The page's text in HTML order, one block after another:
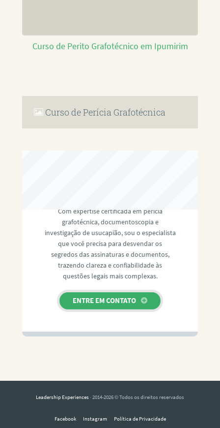
Curso de Perito Grafotécnico em Ipumirim
Curso de Perícia Grafotécnica
Com expertise certificada em perícia
grafotécnica, documentoscopia e
investigação de usucapião, sou o especialista
que você precisa para desvendar os
segredos das assinaturas e documentos,
trazendo clareza e confiabilidade às
questões legais mais complexas.
ENTRE EM CONTATO
Leadership Experiences · 2014-2026 © Todos os direitos reservados
Facebook Instagram Política de Privacidade